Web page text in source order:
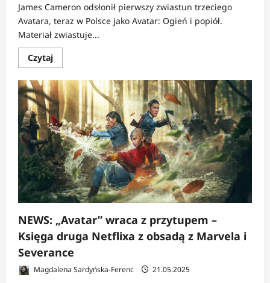
James Cameron odsłonił pierwszy zwiastun trzeciego
Avatara, teraz w Polsce jako Avatar: Ogień i popiół.
Materiał zwiastuje...
CzytajDowiedz
się
o
NEWS:
Avatar:
Ogień
i
popiół
–
zwiastun
roznieca
konflikt
plemion
na
Pandorze
NEWS: „Avatar” wraca z przytupem –
Księga druga Netflixa z obsadą z Marvela i
Severance
Magdalena Sardyńska-Ferenc 21.05.2025